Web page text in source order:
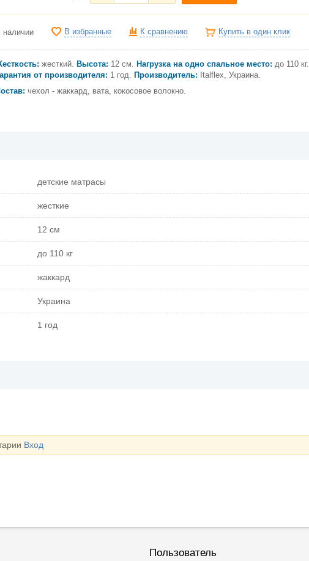
наличии В избранные К сравнению Купить в один клик
жесткий. Высота: 12 см. Нагрузка на одно спальное место: до 110 кг.
от производителя: 1 год. Производитель:
Italflex, Украина.
чехол - жаккард, вата, кокосовое волокно.
детские матрасы
жесткие
12 см
до 110 кг
жаккард
Украина
1 год
Вход
Пользователь